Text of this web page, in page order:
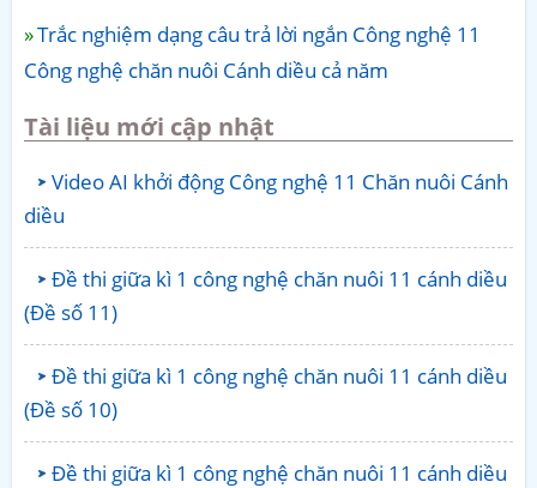
Trắc nghiệm dạng câu trả lời ngắn Công nghệ 11
Công nghệ chăn nuôi Cánh diều cả năm
Tài liệu mới cập nhật
Video AI khởi động Công nghệ 11 Chăn nuôi Cánh
diều
Đề thi giữa kì 1 công nghệ chăn nuôi 11 cánh diều
(Đề số 11)
Đề thi giữa kì 1 công nghệ chăn nuôi 11 cánh diều
(Đề số 10)
Đề thi giữa kì 1 công nghệ chăn nuôi 11 cánh diều